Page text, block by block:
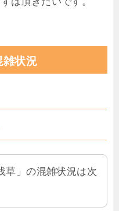
雑状況
草」の混雑状況は次